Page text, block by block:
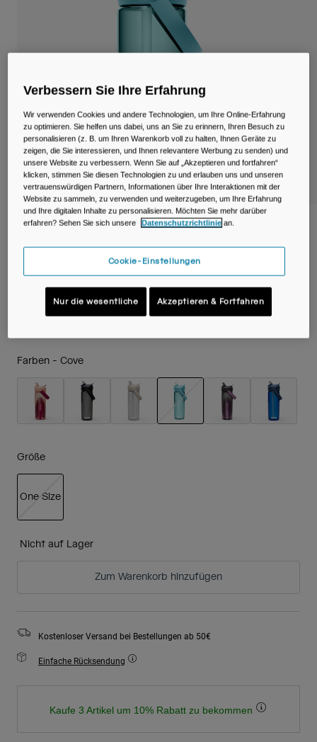
Becher & Travel Mugs
Gürtel & Hüfttaschen
Fahrradtaschen
Trinkblasen
Zubehör
Alle kaufen
Thrive™ Flip Straw 590ml Flasche mit
Tritan™ Renew
Artikelnr.
€ 19,00
Farben - Cove
Größe
One Size
Nicht auf Lager
Zum Warenkorb hinzufügen
Kostenloser Versand bei Bestellungen ab 50€
Einfache Rücksendung
Kaufe 3 Artikel um 10% Rabatt zu bekommen
Verbessern Sie Ihre Erfahrung
Wir verwenden Cookies und andere Technologien, um Ihre Online-Erfahrung
zu optimieren. Sie helfen uns dabei, uns an Sie zu erinnern, Ihren Besuch zu
personalisieren (z. B. um Ihren Warenkorb voll zu halten, Ihnen Geräte zu
zeigen, die Sie interessieren, und Ihnen relevantere Werbung zu senden) und
unsere Website zu verbessern. Wenn Sie auf „Akzeptieren und fortfahren“
klicken, stimmen Sie diesen Technologien zu und erlauben uns und unseren
vertrauenswürdigen Partnern, Informationen über Ihre Interaktionen mit der
Website zu sammeln, zu verwenden und weiterzugeben, um Ihre Erfahrung
und Ihre digitalen Inhalte zu personalisieren. Möchten Sie mehr darüber
erfahren? Sehen Sie sich unsere
Datenschutzrichtlinie an.
Cookie-Einstellungen
Nur die wesentliche Akzeptieren & Fortfahren